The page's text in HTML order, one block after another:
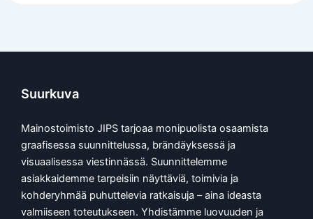
Suurkuva
Mainostoimisto JIPS tarjoaa monipuolista osaamista
graafisessa suunnittelussa, brändäyksessä ja
visuaalisessa viestinnässä. Suunnittelemme
asiakkaidemme tarpeisiin näyttäviä, toimivia ja
kohderyhmää puhuttelevia ratkaisuja – aina ideasta
valmiiseen toteutukseen. Yhdistämme luovuuden ja